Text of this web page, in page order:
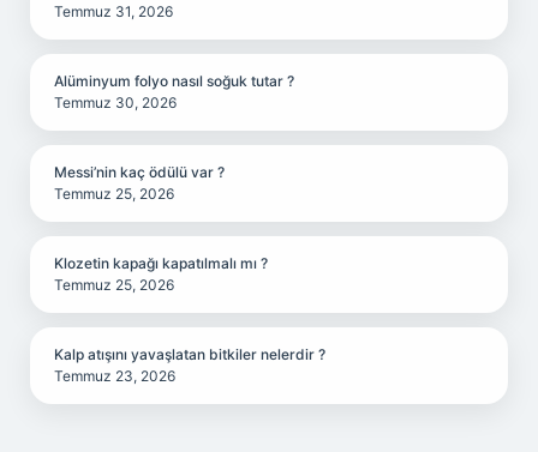
Temmuz 31, 2026
Alüminyum folyo nasıl soğuk tutar ?
Temmuz 30, 2026
Messi’nin kaç ödülü var ?
Temmuz 25, 2026
Klozetin kapağı kapatılmalı mı ?
Temmuz 25, 2026
Kalp atışını yavaşlatan bitkiler nelerdir ?
Temmuz 23, 2026